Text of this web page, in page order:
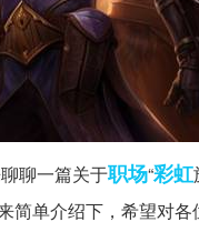
聊一篇关于职场“彩虹
单介绍下，希望对各